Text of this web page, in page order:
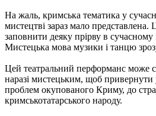
На жаль, кримська тематика у
мистецтві зараз мало
заповнити деяку прірву в
Мистецька мова музики і танцю
Цей театральний перформанс може
наразі мистецьким, щоб привернути
проблем окупованого Криму, до
кримськотатарського народу.